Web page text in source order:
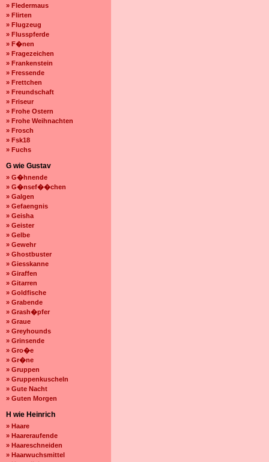
» Fledermaus
» Flirten
» Flugzeug
» Flusspferde
» F�nen
» Fragezeichen
» Frankenstein
» Fressende
» Frettchen
» Freundschaft
» Friseur
» Frohe Ostern
» Frohe Weihnachten
» Frosch
» Fsk18
» Fuchs
G wie Gustav
» G�hnende
» G�nsef��chen
» Galgen
» Gefaengnis
» Geisha
» Geister
» Gelbe
» Gewehr
» Ghostbuster
» Giesskanne
» Giraffen
» Gitarren
» Goldfische
» Grabende
» Grash�pfer
» Graue
» Greyhounds
» Grinsende
» Gro�e
» Gr�ne
» Gruppen
» Gruppenkuscheln
» Gute Nacht
» Guten Morgen
H wie Heinrich
» Haare
» Haareraufende
» Haareschneiden
» Haarwuchsmittel